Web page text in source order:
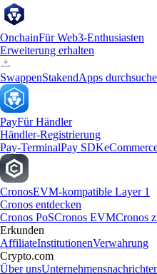
OnchainFür Web3-Enthusiasten
Erweiterung erhalten
SwappenStakendApps
PayFür Händler
Händler-Registrierung
Pay-TerminalPay SDK
CronosEVM-kompatible Layer 1
Cronos entdecken
Cronos PoSCronos EVMCronos
Erkunden
AffiliateInstitutionenVerwahrung
Crypto.com
Über uns